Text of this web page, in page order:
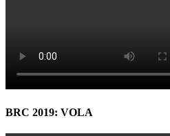
BRC 2019: VOLA